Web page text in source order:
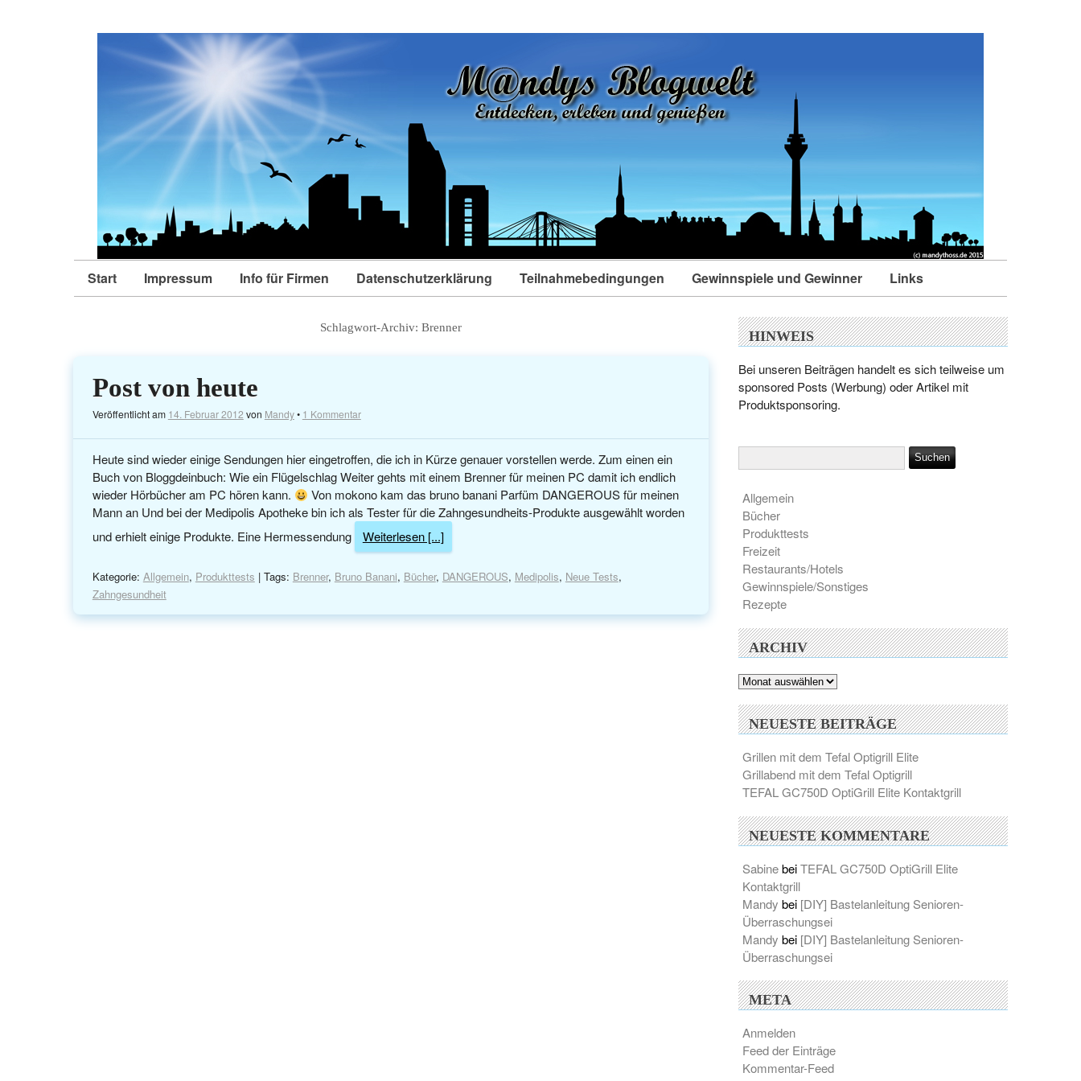
Start Impressum Info für Firmen Datenschutzerklärung Teilnahmebedingungen Gewinnspiele und Gewinner Links
Schlagwort-Archiv:Brenner
Post von heute
Veröffentlicht am 14. Februar 2012 von Mandy• 1 Kommentar
Heute sind wieder einige Sendungen hier eingetroffen, die ich in Kürze genauer vorstellen werde. Zum einen ein
Buch von Bloggdeinbuch: Wie ein Flügelschlag Weiter gehts mit einem Brenner für meinen PC damit ich endlich
wieder Hörbücher am PC hören kann.
Von mokono kam das bruno banani Parfüm DANGEROUS für meinen
Mann an Und bei der Medipolis Apotheke bin ich als Tester für die Zahngesundheits-Produkte ausgewählt worden
und erhielt einige Produkte. Eine Hermessendung
Weiterlesen [...]
Kategorie: Allgemein, Produkttests | Tags: Brenner, Bruno Banani, Bücher, DANGEROUS, Medipolis, Neue Tests,
Zahngesundheit
HINWEIS
Bei unseren Beiträgen handelt es sich teilweise um
sponsored Posts (Werbung) oder Artikel mit
Produktsponsoring.
Allgemein
Bücher
Produkttests
Freizeit
Restaurants/Hotels
Gewinnspiele/Sonstiges
Rezepte
ARCHIV
Archiv
NEUESTE BEITRÄGE
Grillen mit dem Tefal Optigrill Elite
Grillabend mit dem Tefal Optigrill
TEFAL GC750D OptiGrill Elite Kontaktgrill
NEUESTE KOMMENTARE
SabinebeiTEFAL GC750D OptiGrill Elite
Kontaktgrill
Mandy bei [DIY] Bastelanleitung Senioren-
Überraschungsei
Mandy bei [DIY] Bastelanleitung Senioren-
Überraschungsei
META
Anmelden
Feed der Einträge
Kommentar-Feed